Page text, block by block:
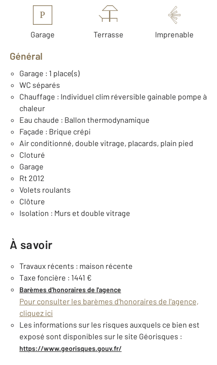
P
Garage Terrasse Imprenable
Général
Garage : 1 place(s)
WC séparés
Chauffage : Individuel clim réversible gainable pompe à
chaleur
Eau chaude : Ballon thermodynamique
Façade : Brique crépi
Air conditionné, double vitrage, placards, plain pied
Cloturé
Garage
Rt 2012
Volets roulants
Clôture
Isolation : Murs et double vitrage
À savoir
Travaux récents : maison récente
Taxe foncière : 1441 €
Barèmes d'honoraires de l'agence
Pour consulter les barèmes d'honoraires de l'agence,
cliquez ici
Les informations sur les risques auxquels ce bien est
exposé sont disponibles sur le site Géorisques :
https://www.georisques.gouv.fr/